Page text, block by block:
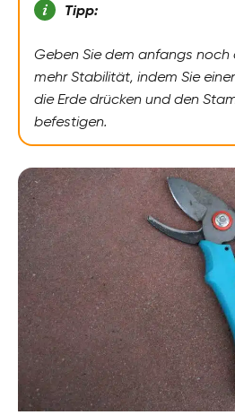
Tipp:
Geben Sie dem anfangs noch
mehr Stabilität, indem Sie
die Erde drücken und den
befestigen.